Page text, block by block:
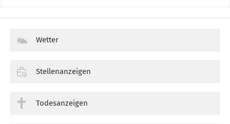
Wetter
Stellenanzeigen
Todesanzeigen